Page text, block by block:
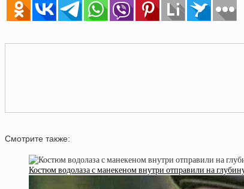
Смотрите также:
Костюм водолаза с манекеном внутри отправили на